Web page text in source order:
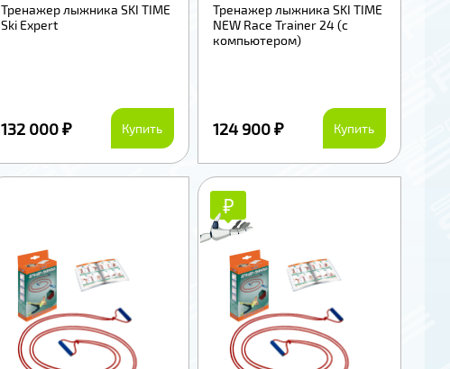
Тренажер лыжника SKI TIME
Ski Expert
132 000 ₽ Купить
Тренажер лыжника SKI TIME
NEW Race Trainer 24 (с
компьютером)
124 900 ₽ Купить
₽
₽